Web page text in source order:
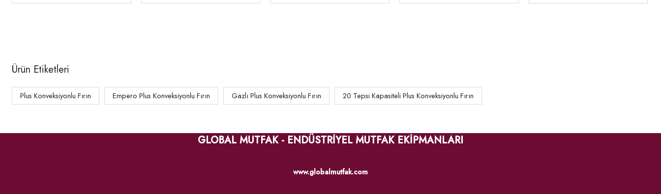
Ürün Etiketleri
Plus Konveksiyonlu Fırın Empero Plus Konveksiyonlu Fırın Gazlı Plus Konveksiyonlu Fırın 20 Tepsi Kapasiteli Plus Konveksiyonlu Fırın
GLOBAL MUTFAK - ENDÜSTRİYEL MUTFAK EKİPMANLARI
www.globalmutfak.com